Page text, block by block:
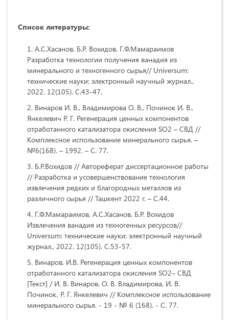
Список литературы:
А.С.Хасанов, Б.Р. Вохидов, Г.Ф.Мамараимов
Разработка технологии получения ванадия из
минерального и техногенного сырья// Universum:
технические науки: электронный научный журнал.,
2022. 12(105). C.43-47.
Винаров И. В., Владимирова О. В., Починок И. В.,
Янкелевич Р. Г. Регенерация ценных компонентов
отработанного катализатора окисления SO2 – СВД //
Комплексное использование минерального сырья. –
№6(168). – 1992. – С. 77.
Б.Р.Вохидов // Автореферат диссертационное работы
// Разработка и усовершенствование технология
извлечения редких и благородных металлов из
различного сырья // Ташкент 2022 г. – С.44.
Г.Ф.Мамараимов, А.С.Хасанов, Б.Р. Вохидов
Извлечения ванадия из техногенных ресурсов//
Universum: технические науки: электронный научный
журнал., 2022. 12(105). C.53-57.
Винаров, И.В. Регенерация ценных компонентов
отработанного катализатора окисления SO2– СВД
[Текст] / И. В. Винаров, О. В. Владимирова, И. В.
Починок, Р. Г. Янкелевич // Комплексное использование
минерального сырья. - 19 - № 6 (168). - С. 77.